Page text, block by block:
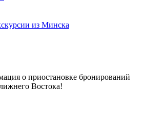
из Минска
о приостановке бронирований
Востока!